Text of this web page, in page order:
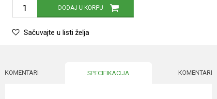
DODAJ U KORPU
Sačuvajte u listi želja
KOMENTARI SPECIFIKACIJA KOMENTARI